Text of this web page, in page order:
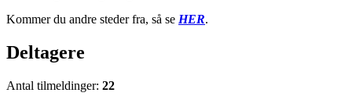
Kommer du andre steder fra, så se HER.
Deltagere
Antal tilmeldinger: 22